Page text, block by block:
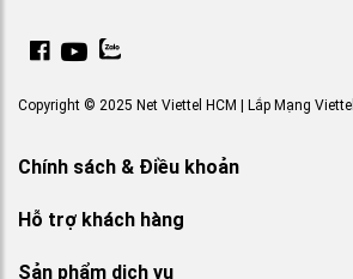
Copyright © 2025 Net Viettel HCM | Lắp Mạng Viettel
Chính sách & Điều khoản
Hỗ trợ khách hàng
Sản phẩm dịch vụ